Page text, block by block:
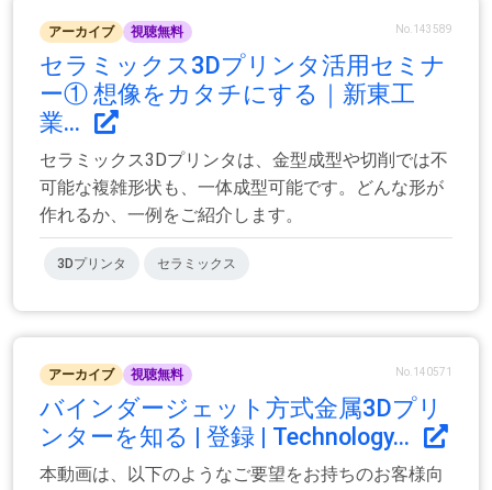
アーカイブ 視聴無料 No.143589
セラミックス3Dプリンタ活用セミナ
ー① 想像をカタチにする｜新東工
業...
セラミックス3Dプリンタは、金型成型や切削では不
可能な複雑形状も、一体成型可能です。どんな形が
作れるか、一例をご紹介します。
3Dプリンタ セラミックス
アーカイブ 視聴無料 No.140571
バインダージェット方式金属3Dプリ
ンターを知る | 登録 | Technology...
本動画は、以下のようなご要望をお持ちのお客様向